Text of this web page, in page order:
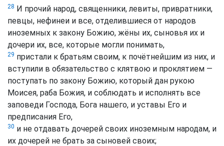
28 И прочий народ, священники, левиты, привратники,
певцы, нефинеи и все, отделившиеся от народов
иноземных к закону Божию, жёны их, сыновья их и
дочери их, все, которые могли понимать,
29 пристали к братьям своим, к почётнейшим из них, и
вступили в обязательство с клятвою и проклятием —
поступать по закону Божию, который дан рукою
Моисея, раба Божия, и соблюдать и исполнять все
заповеди Господа, Бога нашего, и уставы Его и
предписания Его,
30 и не отдавать дочерей своих иноземным народам, и
их дочерей не брать за сыновей своих;